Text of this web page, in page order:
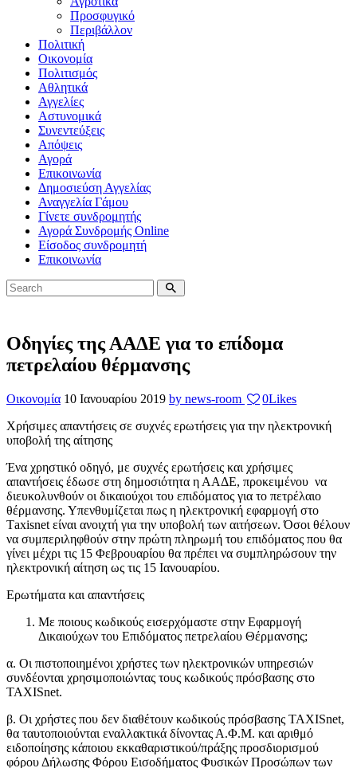
Προσφυγικό
Περιβάλλον
Πολιτική
Οικονομία
Πολιτισμός
Αθλητικά
Αγγελίες
Αστυνομικά
Συνεντεύξεις
Απόψεις
Αγορά
Επικοινωνία
Δημοσιεύση Αγγελίας
Αναγγελία Γάμου
Γίνετε συνδρομητής
Αγορά Συνδρομής Online
Είσοδος συνδρομητή
Επικοινωνία
Οδηγίες της ΑΑΔΕ για το επίδομα
πετρελαίου θέρμανσης
Οικονομία 10 Ιανουαρίου 2019 by news-room 0Likes
Χρήσιμες απαντήσεις σε συχνές ερωτήσεις για την ηλεκτρονική
υποβολή της αίτησης
Ένα χρηστικό οδηγό, με συχνές ερωτήσεις και χρήσιμες
απαντήσεις έδωσε στη δημοσιότητα η ΑΑΔΕ, προκειμένου να
διευκολυνθούν οι δικαιούχοι του επιδόματος για το πετρέλαιο
θέρμανσης. Υπενθυμίζεται πως η ηλεκτρονική εφαρμογή στο
Τaxisnet είναι ανοιχτή για την υποβολή των αιτήσεων. Όσοι θέλουν
να συμπεριληφθούν στην πρώτη πληρωμή του επιδόματος που θα
γίνει μέχρι τις 15 Φεβρουαρίου θα πρέπει να συμπληρώσουν την
ηλεκτρονική αίτηση ως τις 15 Ιανουαρίου.
Ερωτήματα και απαντήσεις
Με ποιους κωδικούς εισερχόμαστε στην Εφαρμογή
Δικαιούχων του Επιδόματος πετρελαίου Θέρμανσης;
α. Οι πιστοποιημένοι χρήστες των ηλεκτρονικών υπηρεσιών
συνδέονται χρησιμοποιώντας τους κωδικούς πρόσβασης στο
TAXISnet.
β. Οι χρήστες που δεν διαθέτουν κωδικούς πρόσβασης TAXISnet,
θα ταυτοποιούνται εναλλακτικά δίνοντας Α.Φ.Μ. και αριθμό
ειδοποίησης κάποιου εκκαθαριστικού/πράξης προσδιορισμού
φόρου Δήλωσης Φόρου Εισοδήματος Φυσικών Προσώπων των